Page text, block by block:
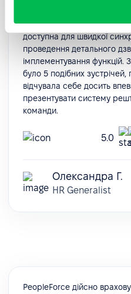
це, команда Customer
доступна для швидкої
проведення детального
імплементування функцій.
було 5 подібних зустрічей,
відчувала себе досить
презентувати систему
команди.
5.0
Олександра Г.
HR Generalist
PeopleForce дійсно